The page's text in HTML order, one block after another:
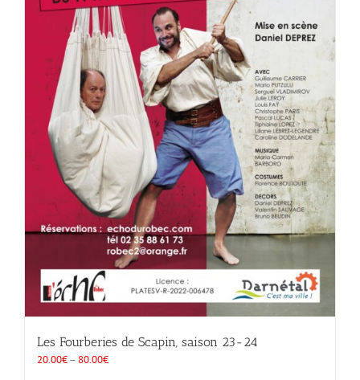
Les Fourberies de Scapin, saison 23-24
20.00€– 80.00€